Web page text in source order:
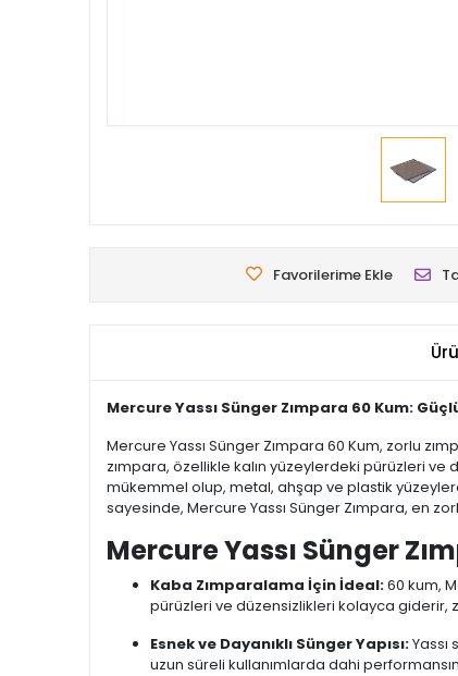
Favorilerime Ekle
Mercure Yassı Sünger Zımpara 60 Kum:
Mercure Yassı Sünger Zımpara 60 Kum, zorlu
zımpara, özellikle kalın yüzeylerdeki pürüzleri
mükemmel olup, metal, ahşap ve plastik
sayesinde, Mercure Yassı Sünger Zımpara, en
Mercure Yassı Sünger
Kaba Zımparalama İçin İdeal:60 kum,
pürüzleri ve düzensizlikleri kolayca giderir,
Esnek ve Dayanıklı Sünger Yapısı:
uzun süreli kullanımlarda dahi